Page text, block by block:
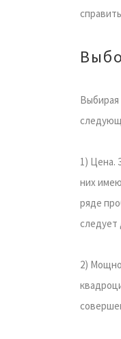
Выбирая
1) Цена.
них
ряде
следует
2)